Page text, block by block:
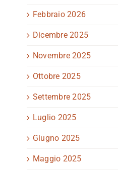
Febbraio 2026
Dicembre 2025
Novembre 2025
Ottobre 2025
Settembre 2025
Luglio 2025
Giugno 2025
Maggio 2025